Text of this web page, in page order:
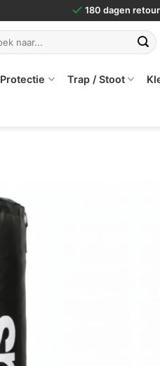
180 dagen retour
Protectie Trap / Stoot